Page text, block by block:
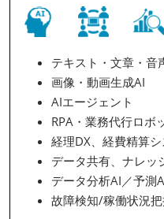
テキスト・文章・音
画像・動画生成AI
AIエージェント
RPA・業務代行ロボ
経理DX、経費精算シ
データ共有、ナレッ
データ分析AI／予測
故障検知/稼働状況